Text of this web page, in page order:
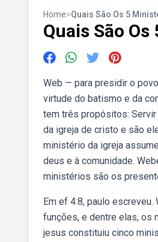
Home>Quais São Os 5
Quais São
Web — para presidir o
virtude do batismo e da
tem três propósitos:
da igreja de cristo e são
ministério da igreja
deus e à comunidade.
ministérios são os
Em ef 4:8, paulo
funções, e dentre elas, os
jesus constituiu cinco